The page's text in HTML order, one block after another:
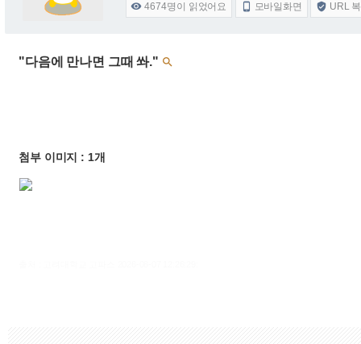
 4674명이 읽었어요  모바일화면  URL
"다음에 만나면 그때 쏴." 
첨부 이미지 : 1개